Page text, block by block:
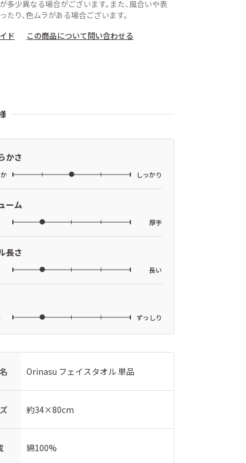
多少異なる場合がございます。また、風合いや表
たり、色ムラがある場合ございます。
ド
この商品について問い合わせる
かさ
しっかり
ーム
厚手
長さ
長い
ずっしり
Orinasu フェイスタオル 単品
約34×80cm
綿100%